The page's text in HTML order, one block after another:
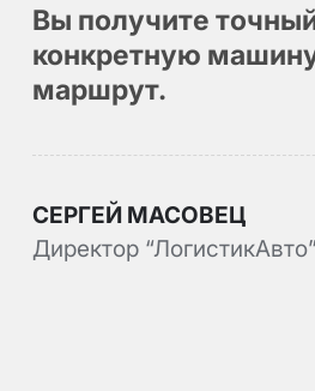
Вы получите
конкретную
маршрут.
СЕРГЕЙ МАСОВЕЦ
Директор “ЛогистикАвто”